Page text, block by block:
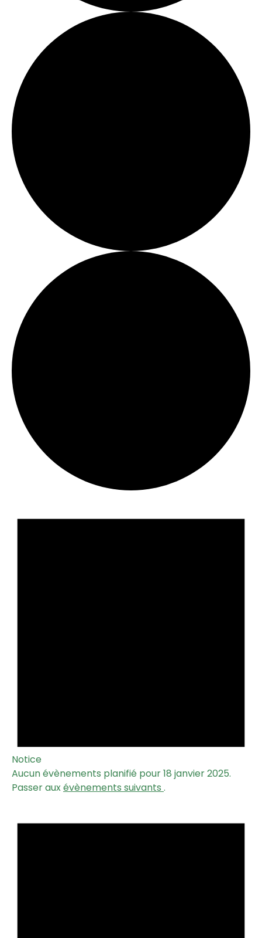
Notice
Aucun évènements planifié pour 18 janvier 2025.
Passer auxévènements suivants .